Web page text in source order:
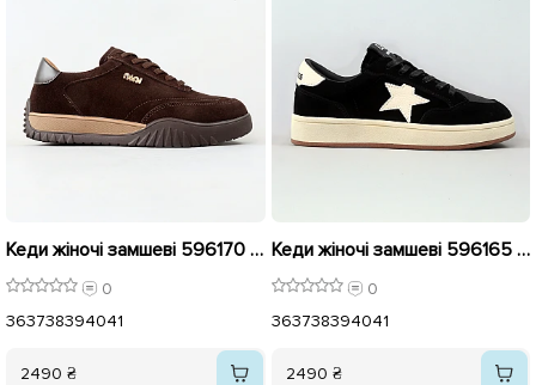
Кеди жіночі замшеві 596170 Шоколад
0
363738394041
2490 ₴
Кеди жіночі замшеві 596165 Чорні
0
363738394041
2490 ₴